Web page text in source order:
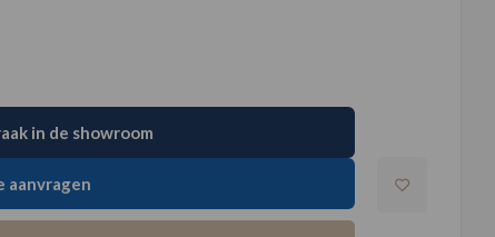
in de showroom